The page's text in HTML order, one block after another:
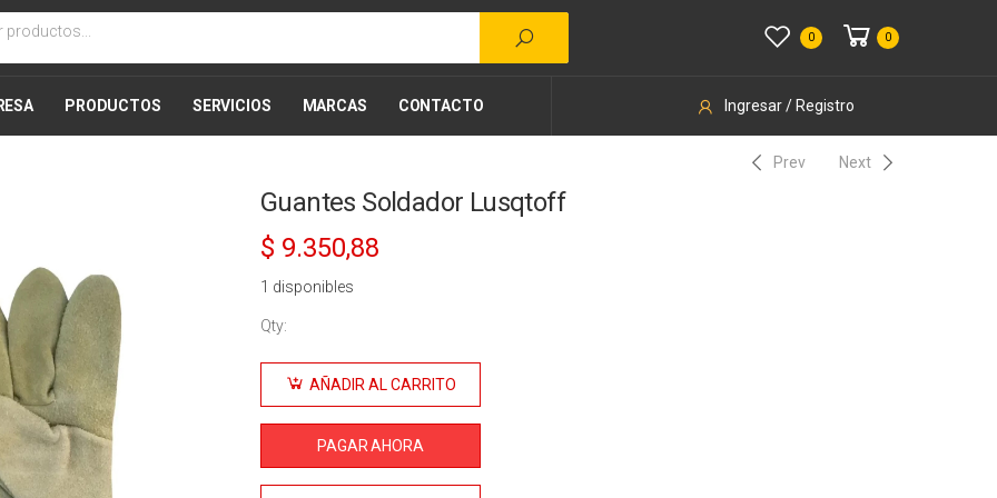
0 0
PRODUCTOS SERVICIOS MARCAS CONTACTO Ingresar / Registro
Prev Next
Guantes Soldador Lusqtoff
$ 9.350,88
1 disponibles
Qty:
Guantes
Soldador
cantidad
AÑADIR AL CARRITO
PAGAR AHORA